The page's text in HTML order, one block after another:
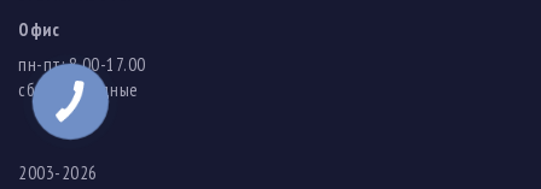
Офис
пн-пт: 8.00-17.00
cб-вс: выходные
2003-2026